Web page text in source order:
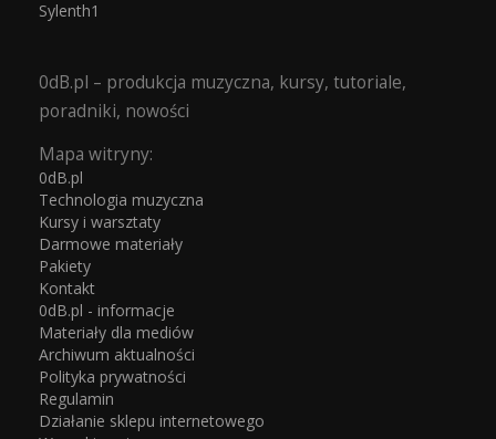
Sylenth1
0dB.pl – produkcja muzyczna, kursy, tutoriale,
poradniki, nowości
Mapa witryny:
0dB.pl
Technologia muzyczna
Kursy i warsztaty
Darmowe materiały
Pakiety
Kontakt
0dB.pl - informacje
Materiały dla mediów
Archiwum aktualności
Polityka prywatności
Regulamin
Działanie sklepu internetowego